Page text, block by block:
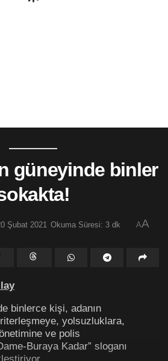
güneyinde binler
Şubat 2021 Okuma Süresi: 3 dk AA
binlerce kişi, adanın
yolsuzluklara,
ve polis
Buraya Kadar” sloganı